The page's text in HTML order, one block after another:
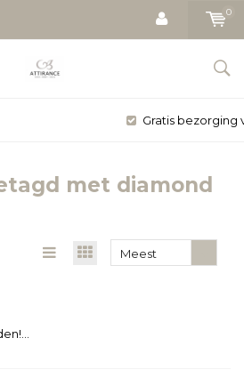
0
bezorging vanaf € 50
met diamond
Meest